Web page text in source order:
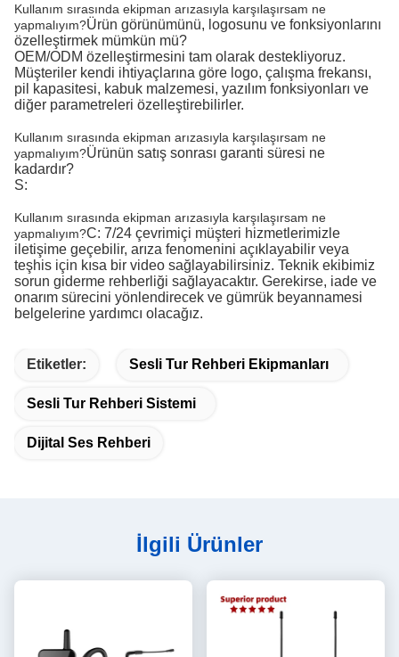
Kullanım sırasında ekipman arızasıyla karşılaşırsam ne
yapmalıyım?Ürün görünümünü, logosunu ve fonksiyonlarını
özelleştirmek mümkün mü?
OEM/ODM özelleştirmesini tam olarak destekliyoruz.
Müşteriler kendi ihtiyaçlarına göre logo, çalışma frekansı,
pil kapasitesi, kabuk malzemesi, yazılım fonksiyonları ve
diğer parametreleri özelleştirebilirler.
Kullanım sırasında ekipman arızasıyla karşılaşırsam ne
yapmalıyım?Ürünün satış sonrası garanti süresi ne
kadardır?
S:
Kullanım sırasında ekipman arızasıyla karşılaşırsam ne
yapmalıyım?C: 7/24 çevrimiçi müşteri hizmetlerimizle
iletişime geçebilir, arıza fenomenini açıklayabilir veya
teşhis için kısa bir video sağlayabilirsiniz. Teknik ekibimiz
sorun giderme rehberliği sağlayacaktır. Gerekirse, iade ve
onarım sürecini yönlendirecek ve gümrük beyannamesi
belgelerine yardımcı olacağız.
Etiketler: Sesli Tur Rehberi Ekipmanları
Sesli Tur Rehberi Sistemi
Dijital Ses Rehberi
İlgili Ürünler